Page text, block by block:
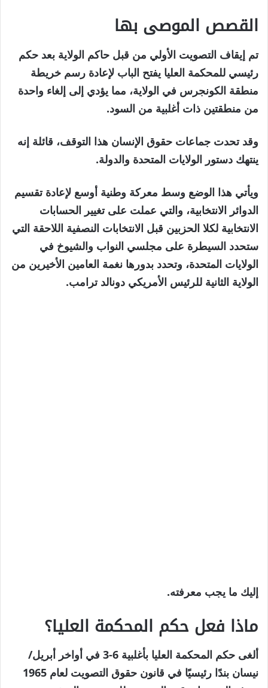
القصص الموصى بها
قائمة
من
3
عناصر
نهاية
القائمة
تم إيقاف التصويت الأولي من قبل حاكم الولاية بعد حكم
رئيسي للمحكمة العليا يفتح الباب لإعادة رسم خريطة
منطقة الكونجرس في الولاية، مما يؤدي إلى إلغاء واحدة
من منطقتين ذات أغلبية من السود.
وقد تحدت جماعات حقوق الإنسان هذا التوقف، قائلة إنه
ينتهك دستور الولايات المتحدة والدولة.
ويأتي هذا الوضع وسط معركة وطنية أوسع لإعادة تقسيم
الدوائر الانتخابية، والتي عملت على تغيير الحسابات
الانتخابية لكلا الحزبين قبل الانتخابات النصفية اللاحقة التي
ستحدد السيطرة على مجلسي النواب والشيوخ في
الولايات المتحدة، وتحدد بدورها نغمة العامين الأخيرين من
الولاية الثانية للرئيس الأمريكي دونالد ترامب.
إليك ما يجب معرفته.
ماذا فعل حكم المحكمة العليا؟
ألغى حكم المحكمة العليا بأغلبية 6-3 في أواخر أبريل/
نيسان بندًا رئيسيًا في قانون حقوق التصويت لعام 1965